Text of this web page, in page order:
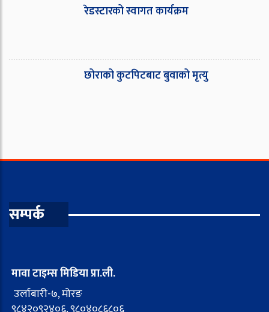
रेडस्टारको स्वागत कार्यक्रम
छोराको कुटपिटबाट बुवाको मृत्यु
सम्पर्क
मावा टाइम्स मिडिया प्रा.ली.
उर्लाबारी-७, मोरङ